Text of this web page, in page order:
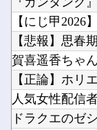
ドラクエのゼ